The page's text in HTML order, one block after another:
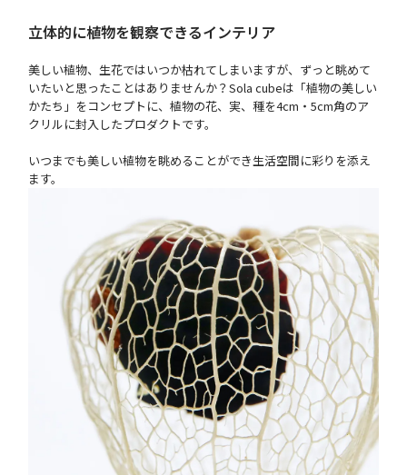
立体的に植物を観察できるインテリア
美しい植物、生花ではいつか枯れてしまいますが、ずっと眺めて
いたいと思ったことはありませんか？Sola cubeは「植物の美しい
かたち」をコンセプトに、植物の花、実、種を4cm・5cm角のア
クリルに封入したプロダクトです。
いつまでも美しい植物を眺めることができ生活空間に彩りを添え
ます。